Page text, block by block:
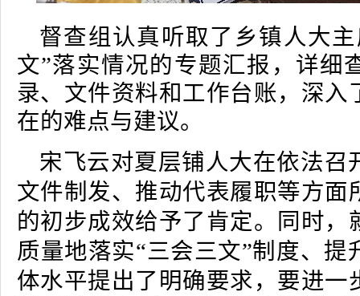
督查组认真听取了乡镇人大
文”落实情况的专题汇报，详细
录、文件资料和工作台账，深入
在的难点与建议。
宋飞云对夏层铺人大在依法召
文件制发、推动代表履职等方面
的初步成效给予了肯定。同时，
质量地落实“三会三文”制度、提
体水平提出了明确要求，要进一